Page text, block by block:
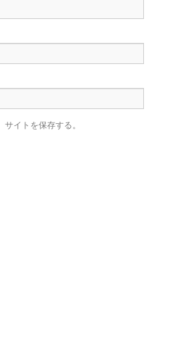
イトを保存する。